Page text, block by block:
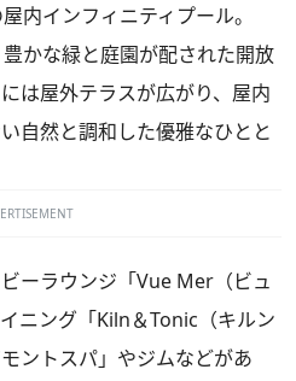
内インフィニティプール。
かな緑と庭園が配された開放
は屋外テラスが広がり、屋内
自然と調和した優雅なひとと
ーラウンジ「Vue Mer（ビュ
ニング「Kiln＆Tonic（キルン
ントスパ」やジムなどがあ